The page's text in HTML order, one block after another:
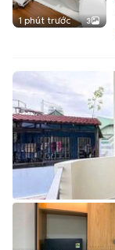
1 phút trước 3